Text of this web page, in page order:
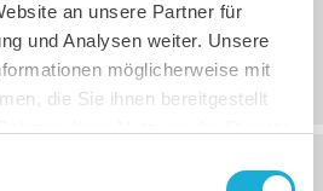
an unsere Partner für
und Analysen weiter. Unsere
möglicherweise mit
die Sie ihnen bereitgestellt
– Die neue 8-Zoll-
für Sie bereit!